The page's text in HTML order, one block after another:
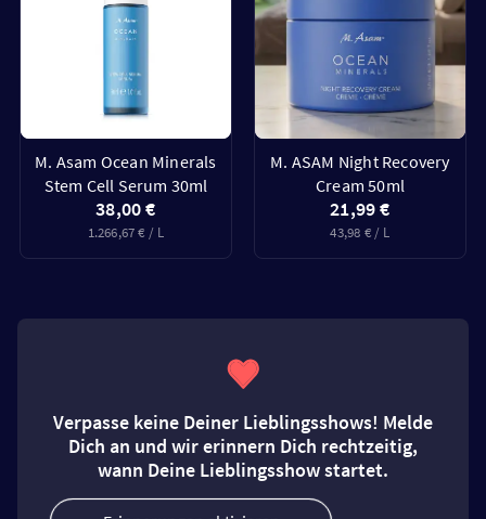
M. Asam Ocean Minerals
Stem Cell Serum 30ml
38,00 €
1.266,67 € / L
M. ASAM Night Recovery
Cream 50ml
21,99 €
43,98 € / L
Verpasse keine Deiner Lieblingsshows! Melde
Dich an und wir erinnern Dich rechtzeitig,
wann Deine Lieblingsshow startet.